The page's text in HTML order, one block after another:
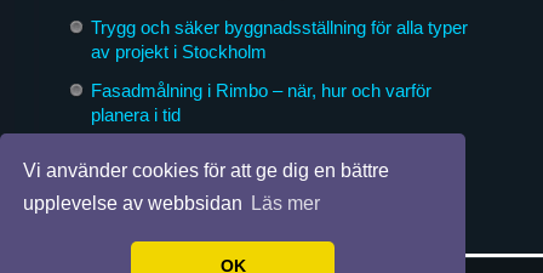
Vi använder cookies för att ge dig en bättre
upplevelse av webbsidan
Läs mer
OK
Trygg och säker byggnadsställning för alla typer
av projekt i Stockholm
Fasadmålning i Rimbo – när, hur och varför
planera i tid